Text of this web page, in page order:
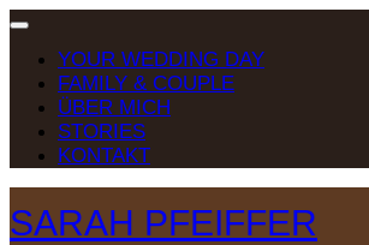
Navigation
umschalten
YOUR WEDDING DAY
FAMILY & COUPLE
ÜBER MICH
STORIES
KONTAKT
Inhalt
springen
SARAH PFEIFFER